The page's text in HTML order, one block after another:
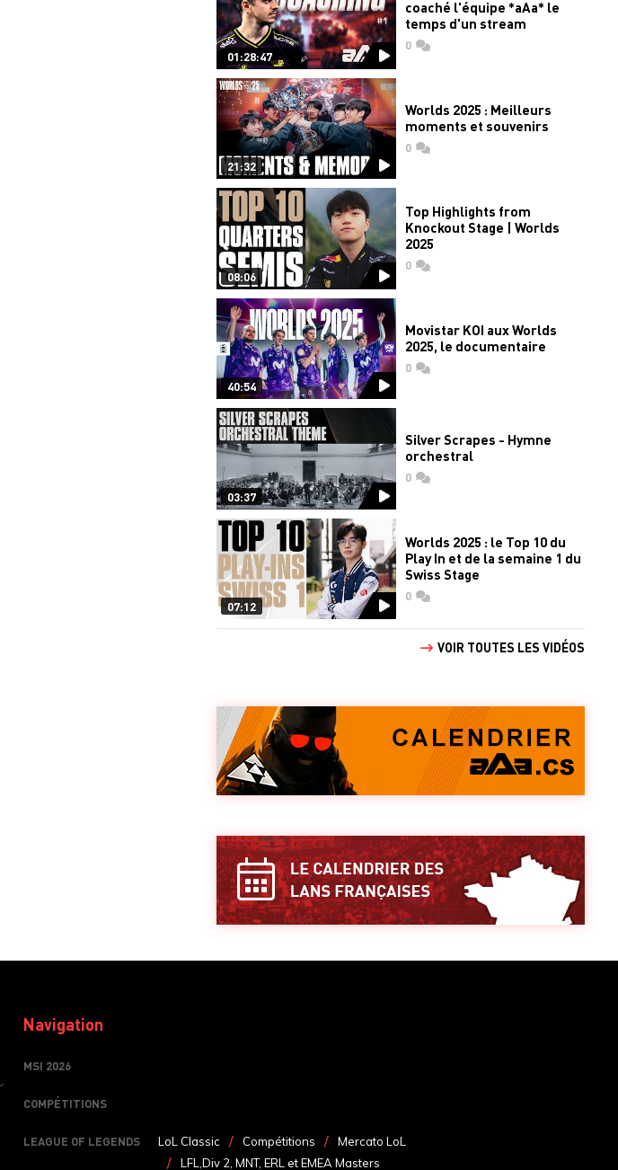
01:28:47
coaché l'équipe *aAa* le
temps d'un stream
0commentaires
21:32
Worlds 2025 : Meilleurs
moments et souvenirs
0commentaires
08:06
Top Highlights from
Knockout Stage | Worlds
2025
0commentaires
40:54
Movistar KOI aux Worlds
2025, le documentaire
0commentaires
03:37
Silver Scrapes - Hymne
orchestral
0commentaires
07:12
Worlds 2025 : le Top 10 du
Play In et de la semaine 1 du
Swiss Stage
0commentaires
VOIR TOUTES LES VIDÉOS
Navigation
MSI 2026
COMPÉTITIONS
LEAGUE OF LEGENDS LoL Classic Compétitions
Mercato LoL
LFL,Div 2, MNT, ERL et EMEA Masters